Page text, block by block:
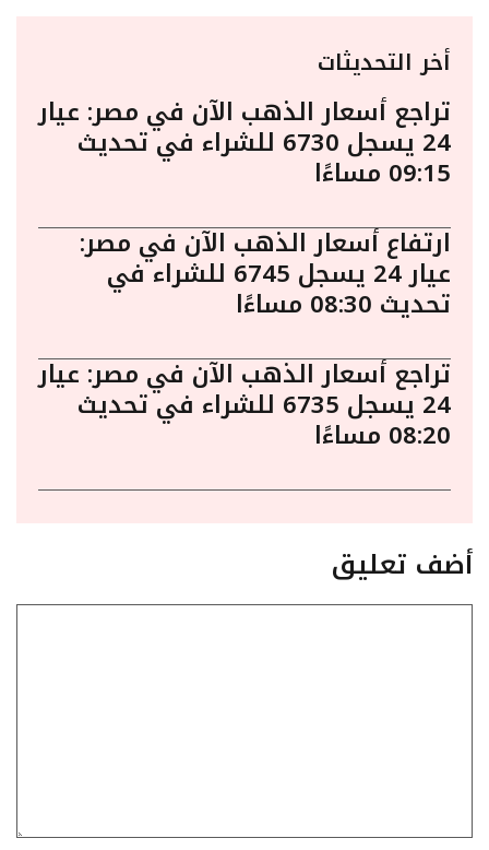
أخر التحديثات
تراجع أسعار الذهب الآن في مصر: عيار
24 يسجل 6730 للشراء في تحديث
09:15 مساءًا
ارتفاع أسعار الذهب الآن في مصر:
عيار 24 يسجل 6745 للشراء في
تحديث 08:30 مساءًا
تراجع أسعار الذهب الآن في مصر: عيار
24 يسجل 6735 للشراء في تحديث
08:20 مساءًا
أضف تعليق